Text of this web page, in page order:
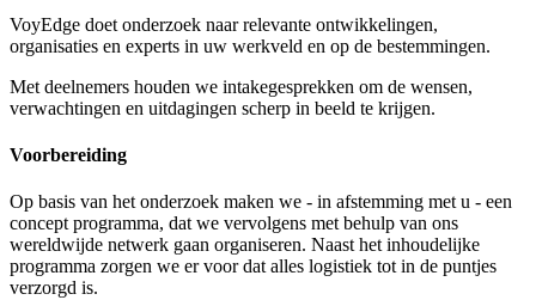
VoyEdge doet onderzoek naar relevante ontwikkelingen,
organisaties en experts in uw werkveld en op de bestemmingen.
Met deelnemers houden we intakegesprekken om de wensen,
verwachtingen en uitdagingen scherp in beeld te krijgen.
Voorbereiding
Op basis van het onderzoek maken we - in afstemming met u - een
concept programma, dat we vervolgens met behulp van ons
wereldwijde netwerk gaan organiseren. Naast het inhoudelijke
programma zorgen we er voor dat alles logistiek tot in de puntjes
verzorgd is.